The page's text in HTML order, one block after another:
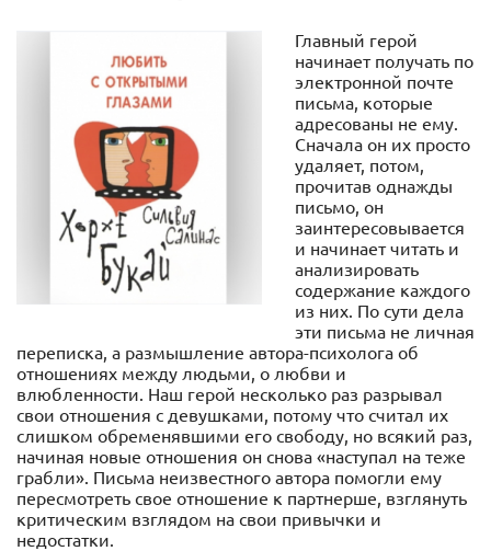
Главный герой
начинает получать по
электронной почте
письма, которые
адресованы не ему.
Сначала он их просто
удаляет, потом,
прочитав однажды
письмо, он
заинтересовывается
и начинает читать и
анализировать
содержание каждого
из них. По сути дела
эти письма не личная
переписка, а размышление автора-психолога об
отношениях между людьми, о любви и
влюбленности. Наш герой несколько раз разрывал
свои отношения с девушками, потому что считал их
слишком обременявшими его свободу, но всякий раз,
начиная новые отношения он снова «наступал на теже
грабли». Письма неизвестного автора помогли ему
пересмотреть свое отношение к партнерше, взглянуть
критическим взглядом на свои привычки и
недостатки.